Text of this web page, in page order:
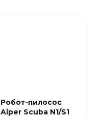
Робот-пилосос
Aiper Scuba N1/S1